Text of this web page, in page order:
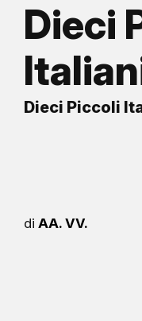
Dieci
Dieci Piccoli
di AA. VV.